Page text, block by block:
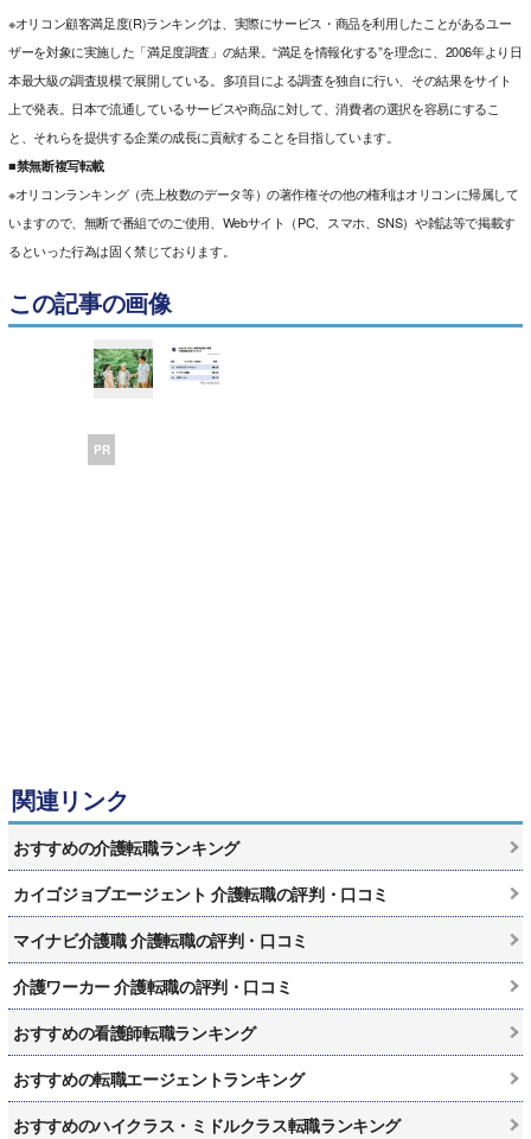
※オリコン顧客満足度(R)ランキングは、実際にサービス・商品を利用したことがあるユー
ザーを対象に実施した「満足度調査」の結果。“満足を情報化する”を理念に、2006年より日
本最大級の調査規模で展開している。多項目による調査を独自に行い、その結果をサイト
上で発表。日本で流通しているサービスや商品に対して、消費者の選択を容易にするこ
と、それらを提供する企業の成長に貢献することを目指しています。
■禁無断複写転載
※オリコンランキング（売上枚数のデータ等）の著作権その他の権利はオリコンに帰属して
いますので、無断で番組でのご使用、Webサイト（PC、スマホ、SNS）や雑誌等で掲載す
るといった行為は固く禁じております。
この記事の画像
PR
関連リンク
おすすめの介護転職ランキング
カイゴジョブエージェント 介護転職の評判・口コミ
マイナビ介護職 介護転職の評判・口コミ
介護ワーカー 介護転職の評判・口コミ
おすすめの看護師転職ランキング
おすすめの転職エージェントランキング
おすすめのハイクラス・ミドルクラス転職ランキング